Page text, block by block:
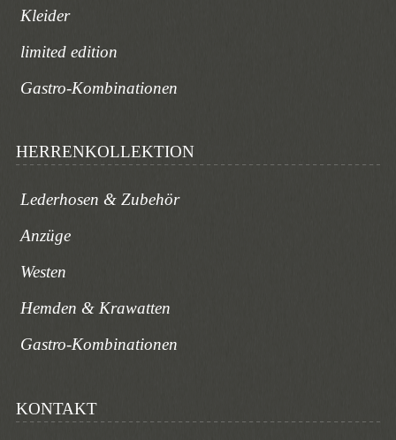
Kleider
limited edition
Gastro-Kombinationen
HERRENKOLLEKTION
Lederhosen & Zubehör
Anzüge
Westen
Hemden & Krawatten
Gastro-Kombinationen
KONTAKT